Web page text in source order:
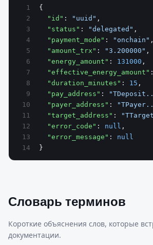
{
  "id"
: "uuid" ,
  "status"
: "delegated" ,
  "payment_mode"
: "onchain" ,
  "amount_trx"
: "3.200000" ,
  "energy_amount"
: 131000 ,
  "effective_energy_amount"
  "duration_minutes"
: 15 ,
  "pay_address"
:
  "payer_address"
:
  "target_address"
:
  "error_code"
: null ,
  "error_message"
: null
}
Словарь терминов
Короткие объяснения слов, которые
документации.